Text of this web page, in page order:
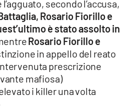
secondo l’accusa,
Rosario Fiorillo e
è stato assolto in
Rosario Fiorillo e
in appello del reato
prescrizione
mafiosa)
i killer una volta